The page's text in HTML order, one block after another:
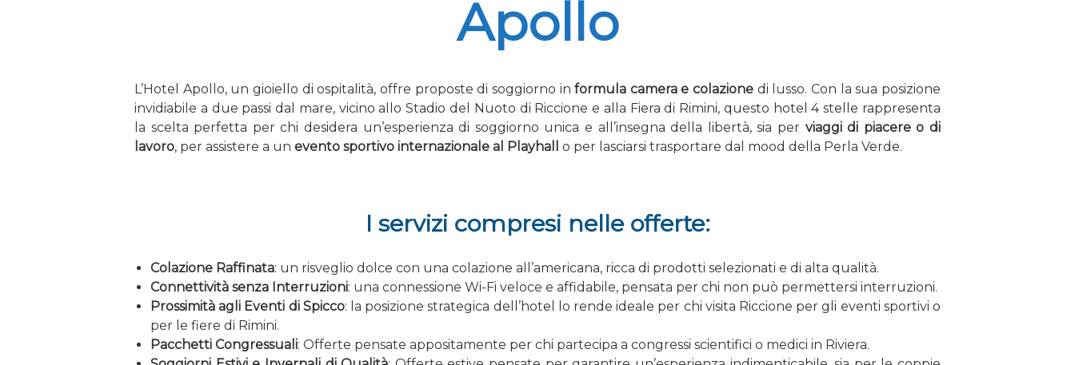
Apollo
L’Hotel Apollo, un gioiello di ospitalità, offre proposte di soggiorno informula camera e colazione di lusso. Con la sua posizione
invidiabile a due passi dal mare, vicino allo Stadio del Nuoto di Riccione e alla Fiera di Rimini, questo hotel 4 stelle rappresenta
la scelta perfetta per chi desidera un’esperienza di soggiorno unica e all’insegna della libertà, sia per viaggi di piacere o di
lavoro, per assistere a un evento sportivo internazionale al Playhall o per lasciarsi trasportare dal mood della Perla Verde.
I servizi compresi nelle offerte:
Colazione Raffinata: un risveglio dolce con una colazione all’americana, ricca di prodotti selezionati e di alta qualità.
Connettività senza Interruzioni: una connessione Wi-Fi veloce e affidabile, pensata per chi non può permettersi interruzioni.
Prossimità agli Eventi di Spicco: la posizione strategica dell’hotel lo rende ideale per chi visita Riccione per gli eventi sportivi o
per le fiere di Rimini.
Pacchetti Congressuali: Offerte pensate appositamente per chi partecipa a congressi scientifici o medici in Riviera.